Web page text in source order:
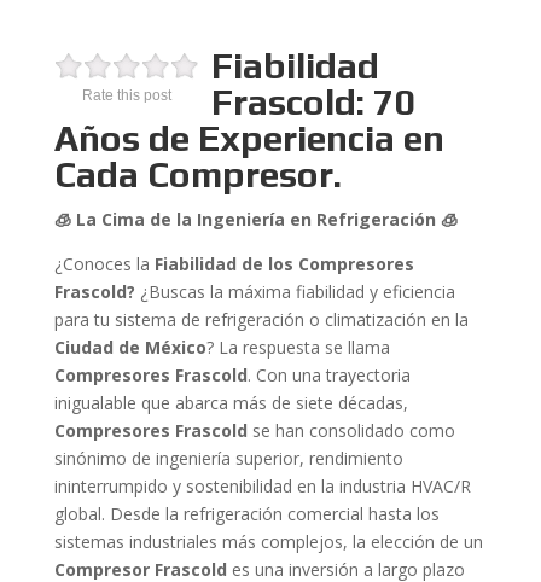
Rate this post
Fiabilidad
Frascold: 70
Años de Experiencia en
Cada Compresor.
🧊 La Cima de la Ingeniería en Refrigeración 🧊
¿Conoces la Fiabilidad de los Compresores
Frascold? ¿Buscas la máxima fiabilidad y eficiencia
para tu sistema de refrigeración o climatización en la
Ciudad de México? La respuesta se llama
Compresores Frascold. Con una trayectoria
inigualable que abarca más de siete décadas,
Compresores Frascold se han consolidado como
sinónimo de ingeniería superior, rendimiento
ininterrumpido y sostenibilidad en la industria HVAC/R
global. Desde la refrigeración comercial hasta los
sistemas industriales más complejos, la elección de un
Compresor Frascold es una inversión a largo plazo